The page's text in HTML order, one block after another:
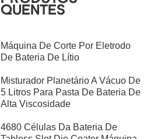
QUENTES
Máquina De Corte Por Eletrodo
De Bateria De Lítio
Misturador Planetário A Vácuo De
5 Litros Para Pasta De Bateria De
Alta Viscosidade
4680 Células Da Bateria De